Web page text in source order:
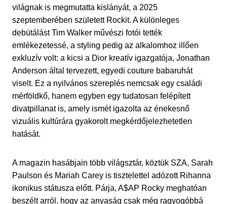
világnak is megmutatta kislányát, a 2025
szeptemberében született Rockit. A különleges
debütálást Tim Walker művészi fotói tették
emlékezetessé, a styling pedig az alkalomhoz illően
exkluzív volt: a kicsi a Dior kreatív igazgatója, Jonathan
Anderson által tervezett, egyedi couture babaruhát
viselt. Ez a nyilvános szereplés nemcsak egy családi
mérföldkő, hanem egyben egy tudatosan felépített
divatpillanat is, amely ismét igazolta az énekesnő
vizuális kultúrára gyakorolt megkérdőjelezhetetlen
hatását.
A magazin hasábjain több világsztár, köztük SZA, Sarah
Paulson és Mariah Carey is tisztelettel adózott Rihanna
ikonikus státusza előtt. Párja, A$AP Rocky meghatóan
beszélt arról, hogy az anyaság csak még ragyogóbbá